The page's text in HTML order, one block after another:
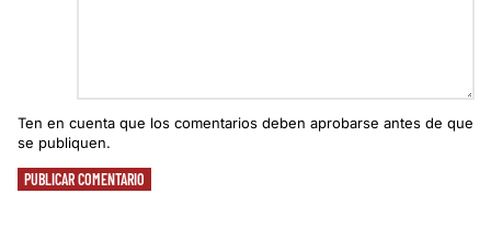
Ten en cuenta que los comentarios deben aprobarse antes de que
se publiquen.
PUBLICAR COMENTARIO